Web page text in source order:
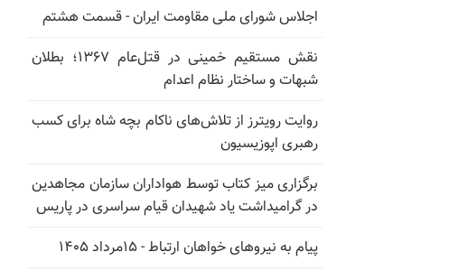
اجلاس شورای ملی مقاومت ایران - قسمت هشتم
نقش مستقیم خمینی در قتل‌عام ۱۳۶۷؛ بطلان
شبهات و ساختار نظام اعدام
روایت رویترز از تلاش‌های ناکام بچه شاه برای کسب
رهبری اپوزیسیون
برگزاری میز کتاب توسط هواداران سازمان مجاهدین
در گرامیداشت یاد شهیدان قیام سراسری در پاریس
پیام به نیروهای خواهان ارتباط - ۱۵مرداد ۱۴۰۵